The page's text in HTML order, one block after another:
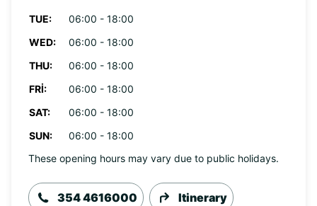
TUE:
06:00 - 18:00
WED:
06:00 - 18:00
THU:
06:00 - 18:00
FRI:
06:00 - 18:00
SAT:
06:00 - 18:00
SUN:
06:00 - 18:00
These opening hours may vary due to public holidays.
354 4616000 Itinerary